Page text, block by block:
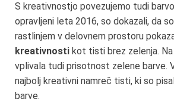
S kreativnostjo povezujemo tudi
opravljeni leta 2016, so dokazali, da
rastlinjem v delovnem prostoru
kreativnosti kot tisti brez zelenja.
vplivala tudi prisotnost zelene barve.
najbolj kreativni namreč tisti, ki so
barve.